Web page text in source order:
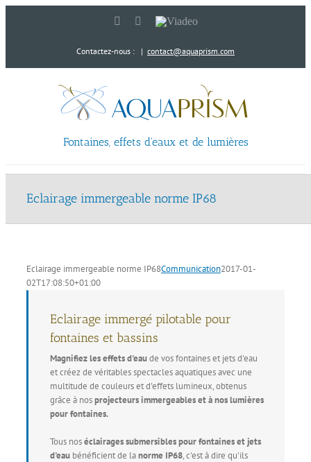
LinkedInYouTube
Viadeo
Contactez-nous : | contact@aquaprism.com
Fontaines, effets d'eaux et de lumières
Eclairage immergeable norme IP68
Eclairage immergeable norme IP68Communication2017-01-
02T17:08:50+01:00
Eclairage immergé pilotable pour
fontaines et bassins
Magnifiez les effets d'eaude vos fontaines et jets d'eau
et créez de véritables spectacles aquatiques avec une
multitude de couleurs et d'effets lumineux, obtenus
grâce à nosprojecteurs immergeables et à nos lumières
pour fontaines.
Tous noséclairages submersibles pour fontaines et jets
d'eau bénéficient de lanorme IP68, c'est à dire qu'ils